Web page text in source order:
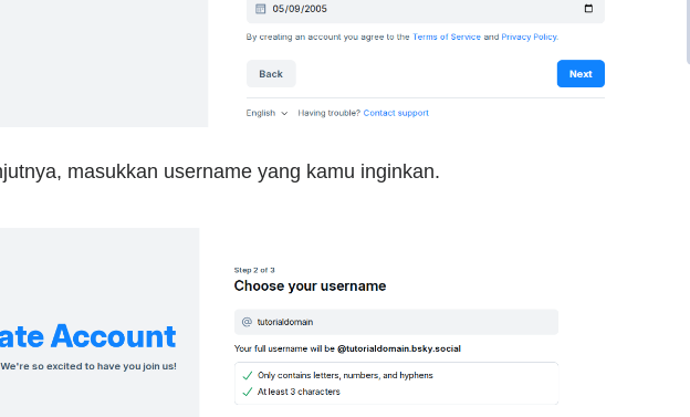
masukkan username yang kamu inginkan.